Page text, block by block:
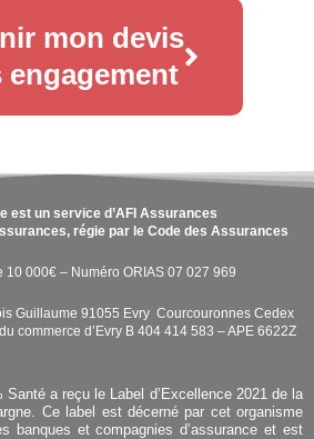
mon devis
engagement
est un service d’AFI Assurances
régie par le Code des Assurances
10 000€ – Numéro ORIAS 07 027 969
Guillaume 91055 Evry Courcouronnes Cedex
commerce d’Evry B 404 414 583 – APE 6622Z
a reçu le Label d’Excellence 2021 de la
Ce label est décerné par cet organisme
banques et compagnies d’assurance et est